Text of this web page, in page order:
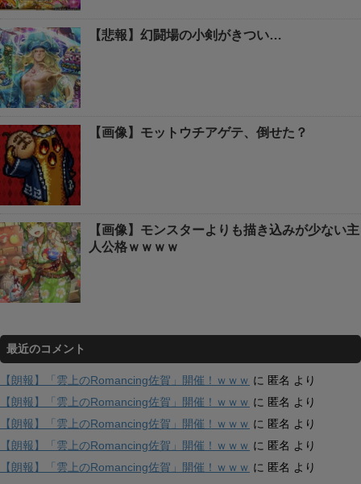
【悲報】幻闘場の小剣がきつい…
【画像】モットウチアゲテ、倒せた？
【画像】モンスターよりも描き込みが少ない主
人公格ｗｗｗｗ
最近のコメント
【朗報】「雲上のRomancing佐賀」開催！ｗｗｗ に 匿名 より
【朗報】「雲上のRomancing佐賀」開催！ｗｗｗ に 匿名 より
【朗報】「雲上のRomancing佐賀」開催！ｗｗｗ に 匿名 より
【朗報】「雲上のRomancing佐賀」開催！ｗｗｗ に 匿名 より
【朗報】「雲上のRomancing佐賀」開催！ｗｗｗ に 匿名 より